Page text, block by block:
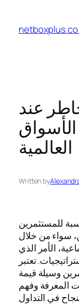
content
عند
العالمية
Written by
للمستثمرين
سواء من خلال
الأمر الذي
تعتبر
وسيلة قيمة
المعرفة وفهم